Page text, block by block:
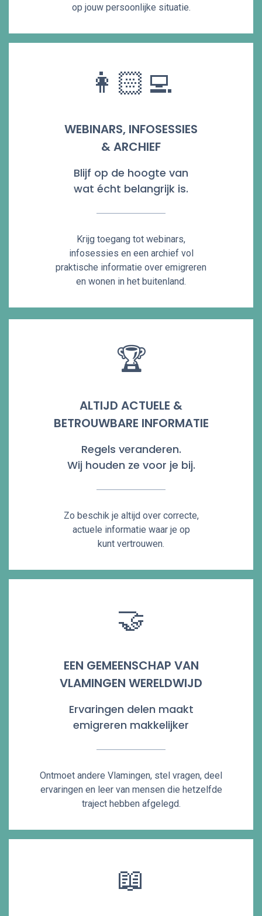
op jouw persoonlijke situatie.
👩🏻‍💻
WEBINARS, INFOSESSIES
& ARCHIEF
Blijf op de hoogte van
wat écht belangrijk is.
Krijg toegang tot webinars,
infosessies en een archief vol
praktische informatie over emigreren
en wonen in het buitenland.
🏆
ALTIJD ACTUELE &
BETROUWBARE INFORMATIE
Regels veranderen.
Wij houden ze voor je bij.
Zo beschik je altijd over correcte,
actuele informatie waar je op
kunt vertrouwen.
🤝
EEN GEMEENSCHAP VAN
VLAMINGEN WERELDWIJD
Ervaringen delen maakt
emigreren makkelijker
Ontmoet andere Vlamingen, stel vragen, deel
ervaringen en leer van mensen die hetzelfde
traject hebben afgelegd.
📖